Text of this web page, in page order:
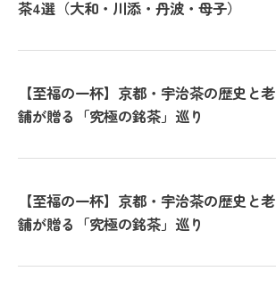
茶4選（大和・川添・丹波・母子）
【至福の一杯】京都・宇治茶の歴史と老
舗が贈る「究極の銘茶」巡り
【至福の一杯】京都・宇治茶の歴史と老
舗が贈る「究極の銘茶」巡り